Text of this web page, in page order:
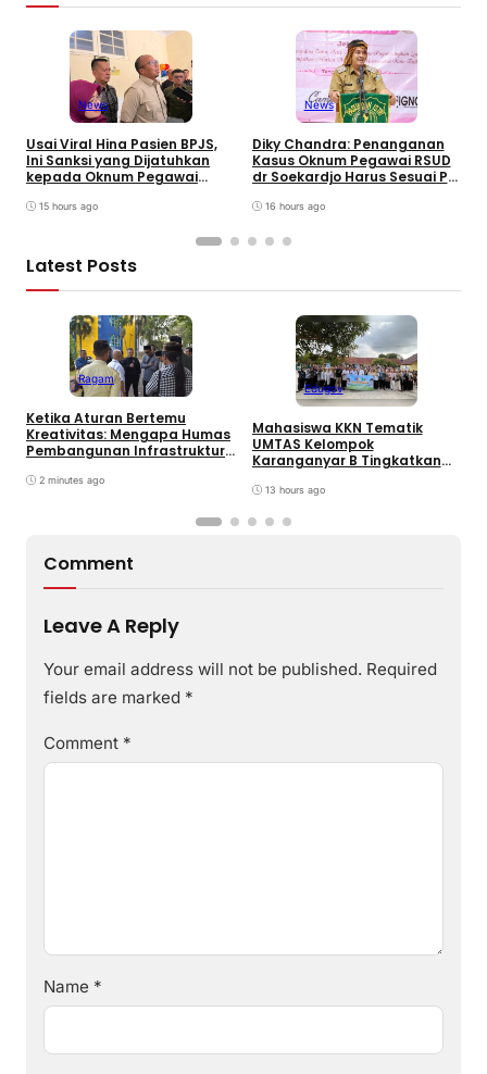
News
Usai Viral Hina Pasien BPJS,
Ini Sanksi yang Dijatuhkan
kepada Oknum Pegawai
15 hours ago
News
Diky Chandra: Penanganan
Kasus Oknum Pegawai RSUD
dr Soekardjo Harus Sesuai PP
16 hours ago
Latest Posts
Ragam
Ketika Aturan Bertemu
Kreativitas: Mengapa Humas
Pembangunan Infrastruktur
Adaptif?
2 minutes ago
Edugov
Mahasiswa KKN Tematik
UMTAS Kelompok
Karanganyar B Tingkatkan
melalui Program GEMILANG
13 hours ago
Comment
Leave A Reply
Your email address will not be published. Required
fields are marked *
Comment *
Name *